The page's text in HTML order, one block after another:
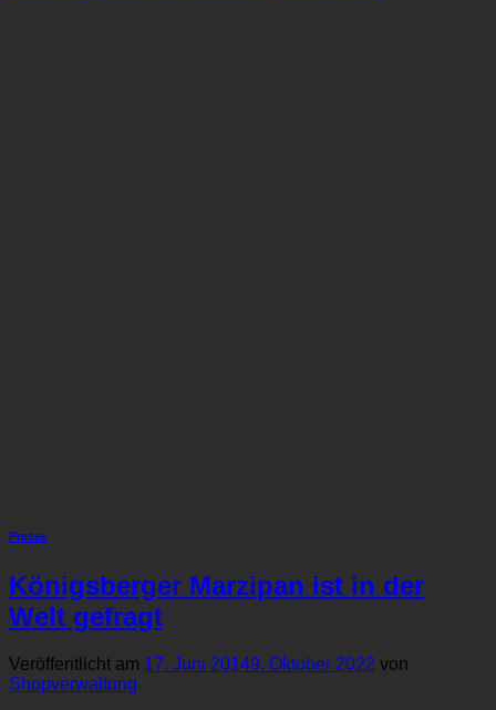
Presse
Königsberger Marzipan ist in der
Welt gefragt
Veröffentlicht am 17. Juni 20149. Oktober 2022 von
Shopverwaltung